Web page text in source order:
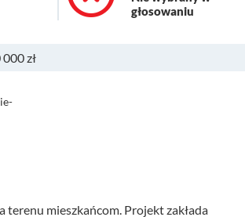
głosowaniu
zł
mieszkańcom. Projekt zakłada